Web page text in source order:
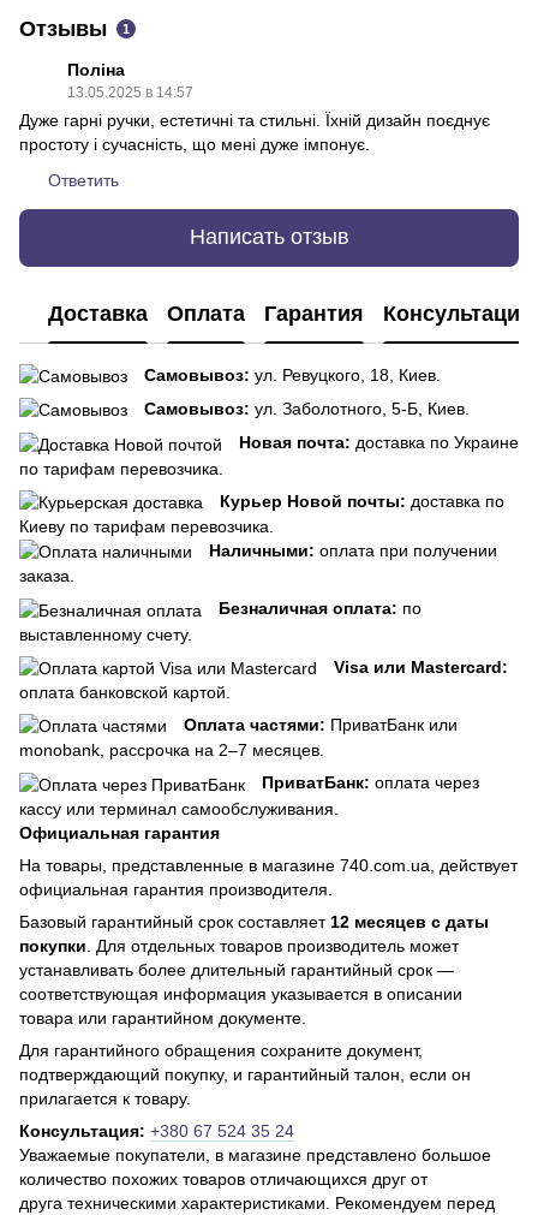
Отзывы 1
Поліна
13.05.2025 в 14:57
Дуже гарні ручки, естетичні та стильні. Їхній дизайн поєднує
простоту і сучасність, що мені дуже імпонує.
Ответить
Написать отзыв
Доставка Оплата Гарантия Консультация
Самовывоз: ул. Ревуцкого, 18, Киев.
Самовывоз: ул. Заболотного, 5-Б, Киев.
Новая почта: доставка по Украине
по тарифам перевозчика.
Курьер Новой почты: доставка по
Киеву по тарифам перевозчика.
Наличными: оплата при получении
заказа.
Безналичная оплата: по
выставленному счету.
Visa или Mastercard:
оплата банковской картой.
Оплата частями: ПриватБанк или
monobank, рассрочка на 2–7 месяцев.
ПриватБанк: оплата через
кассу или терминал самообслуживания.
Официальная гарантия
На товары, представленные в магазине 740.com.ua, действует
официальная гарантия производителя.
Базовый гарантийный срок составляет 12 месяцев с даты
покупки . Для отдельных товаров производитель может
устанавливать более длительный гарантийный срок —
соответствующая информация указывается в описании
товара или гарантийном документе.
Для гарантийного обращения сохраните документ,
подтверждающий покупку, и гарантийный талон, если он
прилагается к товару.
Консультация: +380 67 524 35 24
Уважаемые покупатели, в магазине представлено большое
количество похожих товаров отличающихся друг от
друга техническими характеристиками. Рекомендуем перед